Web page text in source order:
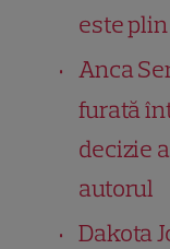
este
Anca
furată
decizie
autorul
Dakota